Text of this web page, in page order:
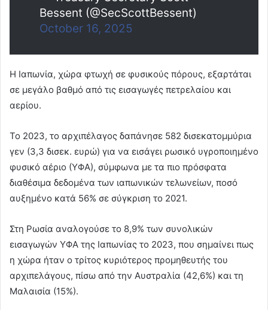
Bessent (@SecScottBessent)
October 16, 2025
Η Ιαπωνία, χώρα φτωχή σε φυσικούς πόρους, εξαρτάται
σε μεγάλο βαθμό από τις εισαγωγές πετρελαίου και
αερίου.
Το 2023, το αρχιπέλαγος δαπάνησε 582 δισεκατομμύρια
γεν (3,3 δισεκ. ευρώ) για να εισάγει ρωσικό υγροποιημένο
φυσικό αέριο (ΥΦΑ), σύμφωνα με τα πιο πρόσφατα
διαθέσιμα δεδομένα των ιαπωνικών τελωνείων, ποσό
αυξημένο κατά 56% σε σύγκριση το 2021.
Στη Ρωσία αναλογούσε το 8,9% των συνολικών
εισαγωγών ΥΦΑ της Ιαπωνίας το 2023, που σημαίνει πως
η χώρα ήταν ο τρίτος κυριότερος προμηθευτής του
αρχιπελάγους, πίσω από την Αυστραλία (42,6%) και τη
Μαλαισία (15%).